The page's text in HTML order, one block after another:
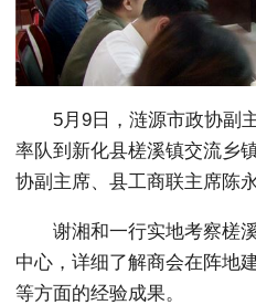
5月9日，涟源市政协副
率队到新化县槎溪镇交流乡
协副主席、县工商联主席陈
谢湘和一行实地考察槎
中心，详细了解商会在阵地
等方面的经验成果。